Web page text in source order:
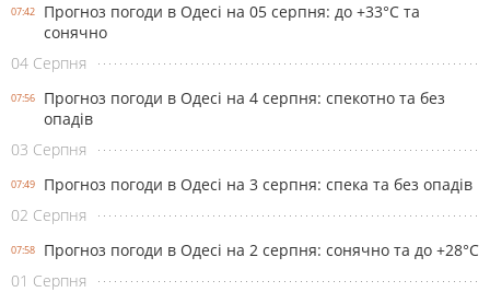
07:42
Прогноз погоди в Одесі на 05 серпня: до +33°С та
сонячно
04 Серпня
07:56
Прогноз погоди в Одесі на 4 серпня: спекотно та без
опадів
03 Серпня
07:49
Прогноз погоди в Одесі на 3 серпня: спека та без опадів
02 Серпня
07:58
Прогноз погоди в Одесі на 2 серпня: сонячно та до +28°С
01 Серпня